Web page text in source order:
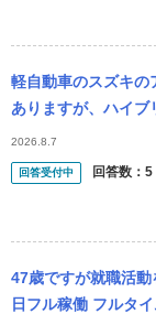
軽自動車のスズキの
ありますが、ハイ
す。 ガソリン車を
2026.8.7
回答受付中 回答数： 5
47歳ですが就職活
日フル稼働 フルタ